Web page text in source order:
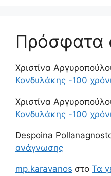
Πρόσφατα
Χριστίνα
Κονδυλάκης -100
Χριστίνα
Κονδυλάκης -100
Despoina
ανάγνωσης
mp.karavanos στο Τα